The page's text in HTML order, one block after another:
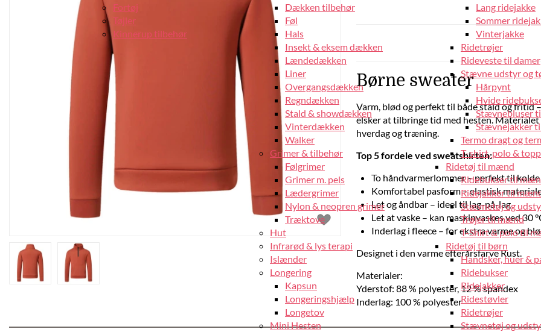
Fortøj
Tøjler
Kinnerup tilbehør
Dækken tilbehør
Føl
Hals
Insekt & eksem dækken
Lændedækken
Liner
Overgangsdækken
Regndækken
Stald & showdækken
Vinterdækken
Walker
Grimer & tilbehør
Følgrimer
Grimer m. pels
Lædergrimer
Nylon & neopren grimer
Træktove
Hut
Infrarød & lys terapi
Islænder
Longering
Kapsun
Longeringshjælp
Longetov
Mini Hesten
Lang ridejakke
Sommer
Vinterjakke
Ridetrøjer
Rideveste til damer
Stævne udstyr og
Hårpynt
Hvide
Stævnebluser
Stævnejakker
Termo dragt og
T-shirt, polo &
Ridetøj til mænd
Ridebukser til
Ridejakker til
Stævnetøj og
Trøjer til mænd
T-Shirt & polo til
Ridetøj til børn
Handsker, huer &
Ridebukser
Ridejakker
Ridestøvler
Ridetrøjer
Stævnetøj og
Børne sweater
Varm, blød og perfekt til både stald og fritid
elsker at tilbringe tid med hesten.
hverdag og træning.
Top 5 fordele ved sweatshirten:
To håndvarmerlommer – perfekt til
Komfortabel pasform – elastisk
Let og åndbar – ideel til lag-på-lag
Let at vaske – kan maskinvaskes ved 30
Inderlag i fleece – for ekstra varme og
Designet i den varme efterårsfarve Rust.
Materialer:
Yderstof: 88 % polyester, 12 % spandex
Inderlag: 100 % polyester